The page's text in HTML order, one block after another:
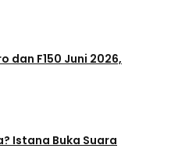
dan F150 Juni 2026,
Istana Buka Suara